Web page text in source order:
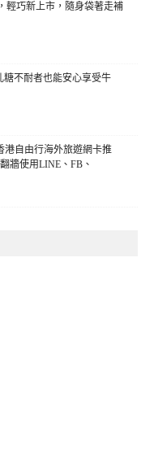
輕巧新上市，隨身袋著走補
糖不耐者也能安心享受牛
港自由行海外旅遊網卡推
牆使用LINE、FB、